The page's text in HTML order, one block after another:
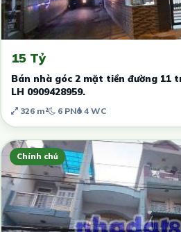
15 Tỷ
Bán nhà góc 2 mặt tiền đường 11
LH 0909428959.
326 m² 6 PN 4 WC
Chính chủ